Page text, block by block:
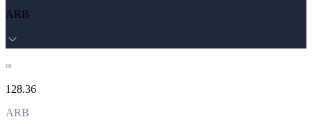
ARB
≈
128.36
ARB